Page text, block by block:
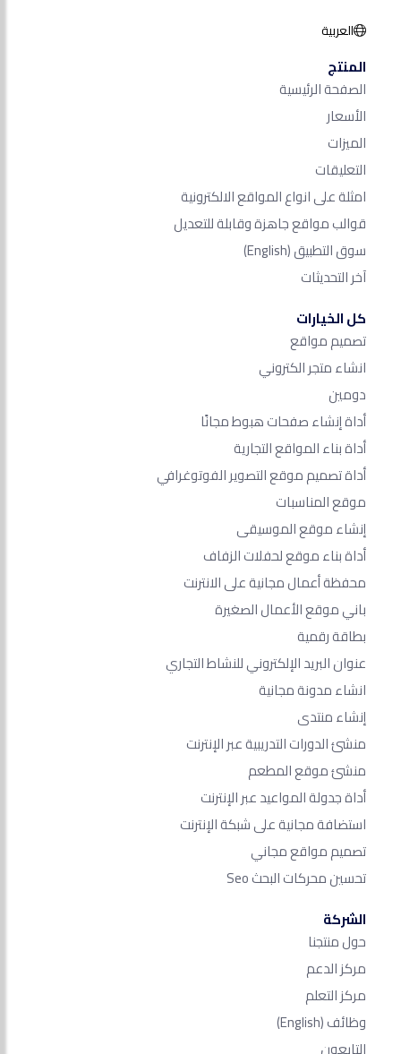
العربية
المنتج
الصفحة الرئيسية
الأسعار
الميزات
التعليقات
امثلة على انواع المواقع الالكترونية
قوالب مواقع جاهزة وقابلة للتعديل
سوق التطبيق(English)
آخر التحديثات
كل الخيارات
تصميم مواقع
انشاء متجر الكتروني
دومين
أداة إنشاء صفحات هبوط مجانًا
أداة بناء المواقع التجارية
أداة تصميم موقع التصوير الفوتوغرافي
موقع المناسبات
إنشاء موقع الموسيقى
أداة بناء موقع لحفلات الزفاف
محفظة أعمال مجانية على الانترنت
باني موقع الأعمال الصغيرة
بطاقة رقمية
عنوان البريد الإلكتروني للنشاط التجاري
انشاء مدونة مجانية
إنشاء منتدى
منشئ الدورات التدريبية عبر الإنترنت
منشئ موقع المطعم
أداة جدولة المواعيد عبر الإنترنت
استضافة مجانية على شبكة الإنترنت
تصميم مواقع مجاني
تحسين محركات البحث Seo​
الشركة
حول منتجنا
مركز الدعم
مركز التعلم
وظائف(English)